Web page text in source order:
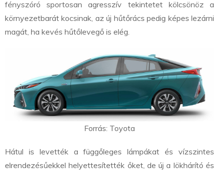
fényszóró sportosan agresszív tekintetet kölcsönöz a
környezetbarát kocsinak, az új hűtőrács pedig képes lezárni
magát, ha kevés hűtőlevegő is elég.
Forrás: Toyota
Hátul is levették a függőleges lámpákat és vízszintes
elrendezésűekkel helyettesítették őket, de új a lökhárító és